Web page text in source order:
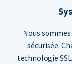
Nous
sécurisée.
technologie